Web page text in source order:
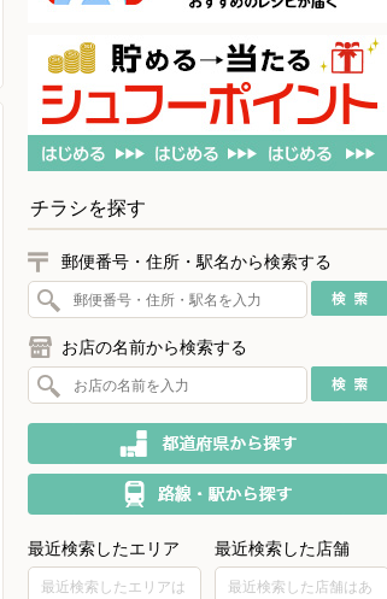
チラシを探す
郵便番号・住所・駅名から検索する
お店の名前から検索する
最近検索したエリア
最近検索したエリアは
最近検索した店舗
最近検索した店舗はあ